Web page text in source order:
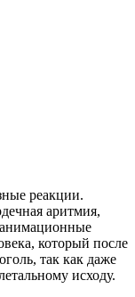
реакции.
аритмия,
который после
так как даже
исходу.